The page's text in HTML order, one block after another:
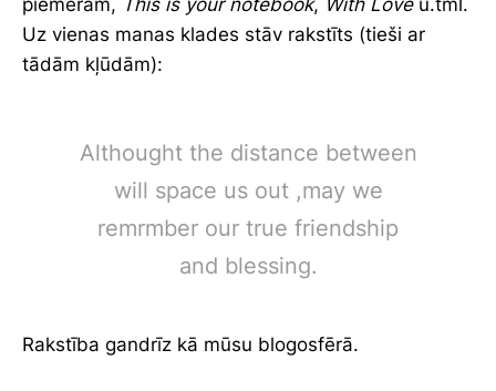
piemēram, This is your notebook, With Loveu.tml.
Uz vienas manas klades stāv rakstīts (tieši ar
tādām kļūdām):
Althought the distance between
will space us out ,may we
remrmber our true friendship
and blessing.
Rakstība gandrīz kā mūsu blogosfērā.